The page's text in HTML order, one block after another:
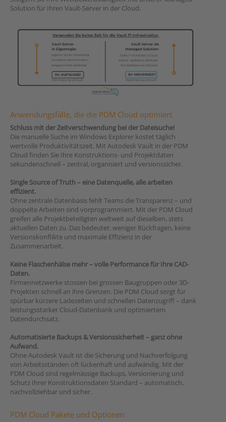
Solution für Ihren Vault-Server in der Cloud.
Anwendungsfälle, die die PDM Cloud optimiert
Schluss mit der Zeitverschwendung bei der Dateisuche!
Die manuelle Suche im Windows Explorer kostet täglich
wertvolle Produktivitätszeit. Mit Autodesk Vault in der PDM
Cloud finden Sie Ihre Konstruktions- und Projektdaten
sekundenschnell – zentral, organisiert und versionssicher.
Single Source of Truth – eine Datenquelle, alle arbeiten
effizient.
Ohne zentrale Datenbasis fehlt Teams die Transparenz – und
doppelte Arbeiten sind vorprogrammiert. Mit der PDM Cloud
greifen alle Projektbeteiligten weltweit auf dieselben, stets
aktuellen Daten zu. Das bedeutet: weniger Rückfragen, keine
Versionskonflikte und maximale Effizienz in der
Zusammenarbeit.
Keine Flaschenhälse mehr – volle Performance für Ihre CAD-
Daten.
Firmennetzwerke stossen bei grossen Baugruppen oder 3D-
Projekten schnell an ihre Grenzen. Die PDM Cloud sorgt für
spürbar kürzere Ladezeiten und schnellen Datenzugriff – dank
leistungsstarker Cloud-Datenbank und optimiertem
Datendurchsatz.
Automatisierte Backups & Versionssicherheit – ganz ohne
Aufwand.
Ohne Autodesk Vault ist die Sicherung und Nachverfolgung
von Arbeitsständen oft lückenhaft und aufwändig. Mit der
PDM Cloud sind regelmässige Backups, Versionierung und
Schutz Ihrer Konstruktionsdaten Standard – automatisch,
nachvollziehbar und sicher.
PDM Cloud Pakete und Optionen